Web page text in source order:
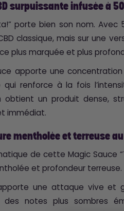
surpuissante infusée à
porte bien son nom. Avec
classique, mais sur une
plus marquée et plus
apporte une
qui renforce à la fois
obtient un produit dense,
immédiat.
mentholée et terreuse
de cette Magic Sauce
et profondeur terreuse.
une attaque vive et
des notes plus sombres